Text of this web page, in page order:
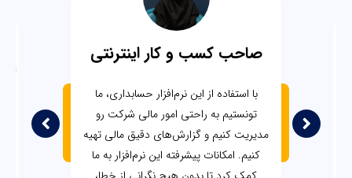
صاحب کسب و کار اینترنتی
با استفاده از این نرم‌افزار حسابداری، ما
تونستیم به راحتی امور مالی شرکت رو
مدیریت کنیم و گزارش‌های دقیق مالی تهیه
کنیم. امکانات پیشرفته این نرم‌افزار به ما